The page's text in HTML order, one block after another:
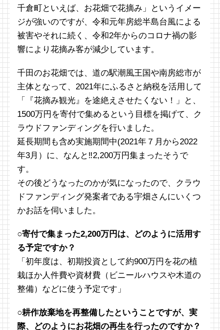
千倉町といえば、お花畑で花摘み」というイメー
ジが強いのですが、令和元年房総半島台風による
被害やそれに続く、令和2年からのコロナ禍の影
響により花摘み客が減少しています。
千田のお花畑では、道の駅潮風王国や南房総市が
主体となって、2021年にふるさと納税を活用して
「『花摘み観光』を途絶えさせたくない！」と、
1500万円を寄付で集めるという目標を掲げて、ク
ラウドファンディングを行いました。
延長期間も含め実施期間中(2021年７月から2022
年3月）に、なんと‼︎2,200万円集まったそうで
す。
その後どうなったのかが気になったので、クラウ
ドファンディング発案者である宇畑さんにいくつ
かお話を伺いました。
○寄付で集まった2,200万円は、どのように活用す
る予定ですか？
「初年度は、初期投資として約900万円を花の植
栽ほか人件費や資材費（ビニールハウスや木道の
整備）などに使う予定です」
○耕作放棄地を再整備したということですが、実
際、どのようにお花畑の再生を行ったのですか？